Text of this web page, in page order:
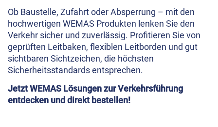
Ob Baustelle, Zufahrt oder Absperrung – mit den
hochwertigen WEMAS Produkten lenken Sie den
Verkehr sicher und zuverlässig. Profitieren Sie von
geprüften Leitbaken, flexiblen Leitborden und gut
sichtbaren Sichtzeichen, die höchsten
Sicherheitsstandards entsprechen.
Jetzt WEMAS Lösungen zur Verkehrsführung
entdecken und direkt bestellen!